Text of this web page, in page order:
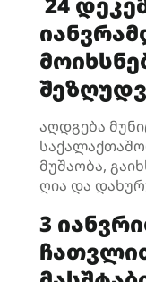
აღდგება
მუშაობა,
ღია და
3